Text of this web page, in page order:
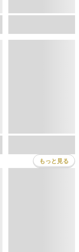
もっと見る